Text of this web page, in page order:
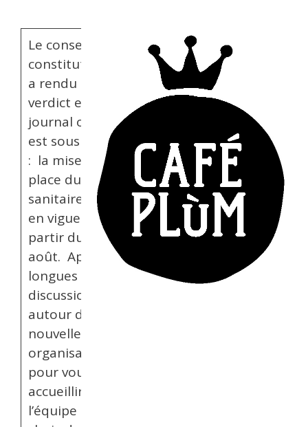
Le conseil
constitutionnel
a rendu son
verdict et le
journal officiel
est sous presse
: la mise en
place du pass
sanitaire entre
en vigueur à
partir du 9
août. Après de
longues
discussions
autour de la
nouvelle
organisation
pour vous
accueillir,
l’équipe a fait le